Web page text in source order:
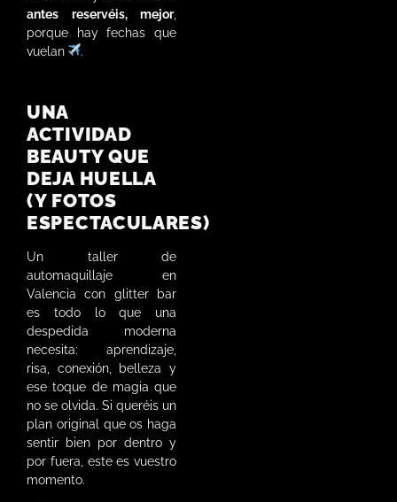
antes reservéis, mejor,
porque hay fechas que
vuelan
.
UNA
ACTIVIDAD
BEAUTY QUE
DEJA HUELLA
(Y FOTOS
ESPECTACULARES)
Un taller de
automaquillaje en
Valencia con glitter bar
es todo lo que una
despedida moderna
necesita: aprendizaje,
risa, conexión, belleza y
ese toque de magia que
no se olvida. Si queréis un
plan original que os haga
sentir bien por dentro y
por fuera, este es vuestro
momento.